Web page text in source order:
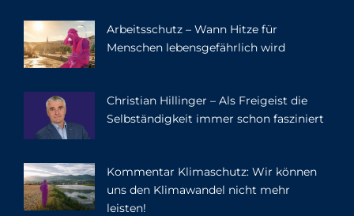
Arbeitsschutz – Wann Hitze für
Menschen lebensgefährlich wird
Christian Hillinger – Als Freigeist die
Selbständigkeit immer schon fasziniert
Kommentar Klimaschutz: Wir können
uns den Klimawandel nicht mehr
leisten!